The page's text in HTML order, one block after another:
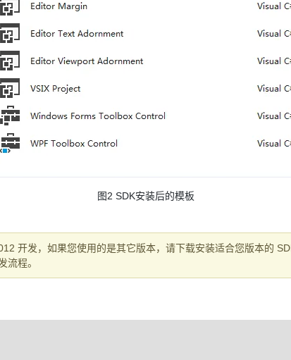
图2 SDK安装后的模板
开发，如果您使用的是其它版本，请下载安装适合您版本的
流程。